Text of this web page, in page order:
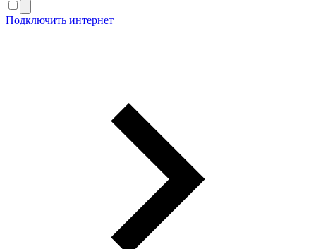
Подключить интернет